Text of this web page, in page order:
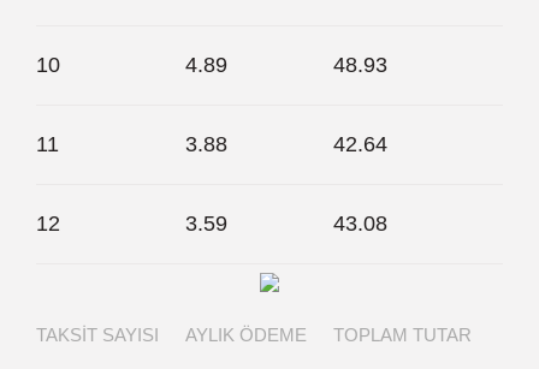
10 4.89 48.93
11 3.88 42.64
12 3.59 43.08
TAKSIT SAYISI AYLIK ÖDEME TOPLAM TUTAR